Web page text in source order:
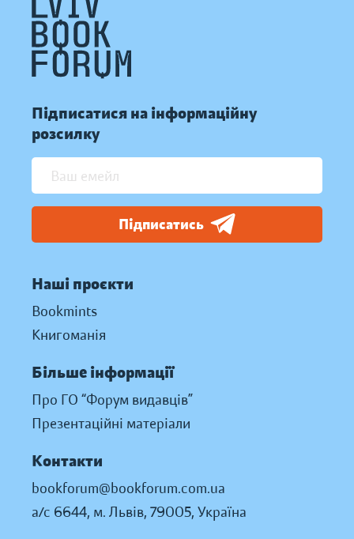
Підписатися на інформаційну
розсилку
Підписатись
Наші проєкти
Bookmints
Книгоманія
Більше інформації
Про ГО “Форум видавців”
Презентаційні матеріали
Контакти
bookforum@bookforum.com.ua
а/с 6644, м. Львів, 79005, Україна